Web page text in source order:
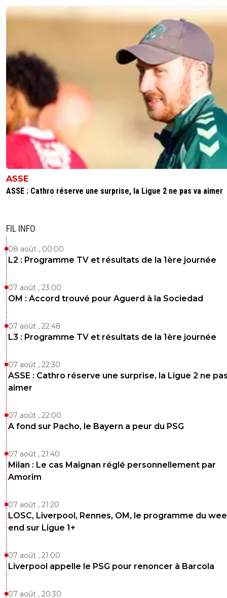
ASSE
ASSE : Cathro réserve une surprise, la Ligue 2 ne pas va aimer
FIL INFO
08 août , 00:00
L2 : Programme TV et résultats de la 1ère journée
07 août , 23:00
OM : Accord trouvé pour Aguerd à la Sociedad
07 août , 22:48
L3 : Programme TV et résultats de la 1ère journée
07 août , 22:30
ASSE : Cathro réserve une surprise, la Ligue 2 ne
aimer
07 août , 22:00
A fond sur Pacho, le Bayern a peur du PSG
07 août , 21:40
Milan : Le cas Maignan réglé personnellement par
Amorim
07 août , 21:20
LOSC, Liverpool, Rennes, OM, le programme du
end sur Ligue 1+
07 août , 21:00
Liverpool appelle le PSG pour renoncer à Barcola
07 août , 20:30